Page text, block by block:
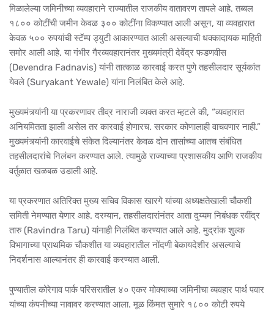
मिळालेल्या जमिनीच्या व्यवहाराने राज्यातील राजकीय वातावरण तापले आहे. तब्बल
१८०० कोटींची जमीन केवळ ३०० कोटींना विकण्यात आली असून, या व्यवहारात
केवळ ५०० रुपयांची स्टॅम्प ड्युटी आकारण्यात आली असल्याची धक्कादायक माहिती
समोर आली आहे. या गंभीर गैरव्यवहारानंतर मुख्यमंत्री देवेंद्र फडणवीस
(Devendra Fadnavis) यांनी तात्काळ कारवाई करत पुणे तहसीलदार सूर्यकांत
येवले (Suryakant Yewale) यांना निलंबित केले आहे.
मुख्यमंत्र्यांनी या प्रकरणावर तीव्र नाराजी व्यक्त करत म्हटले की, “व्यवहारात
अनियमितता झाली असेल तर कारवाई होणारच. सरकार कोणालाही वाचवणार नाही.”
मुख्यमंत्र्यांनी कारवाईचे संकेत दिल्यानंतर केवळ दोन तासांच्या आतच संबंधित
तहसीलदारांचे निलंबन करण्यात आले. त्यामुळे राज्याच्या प्रशासकीय आणि राजकीय
वर्तुळात खळबळ उडाली आहे.
या प्रकरणात अतिरिक्त मुख्य सचिव विकास खारगे यांच्या अध्यक्षतेखाली चौकशी
समिती नेमण्यात येणार आहे. दरम्यान, तहसीलदारांनंतर आता दुय्यम निबंधक रवींद्र
तारु (Ravindra Taru) यांनाही निलंबित करण्यात आले आहे. मुद्रांक शुल्क
विभागाच्या प्राथमिक चौकशीत या व्यवहारातील नोंदणी बेकायदेशीर असल्याचे
निदर्शनास आल्यानंतर ही कारवाई करण्यात आली.
पुण्यातील कोरेगाव पार्क परिसरातील ४० एकर मोक्याच्या जमिनीचा व्यवहार पार्थ पवार
यांच्या कंपनीच्या नावावर करण्यात आला. मूळ किंमत सुमारे १८०० कोटी रुपये